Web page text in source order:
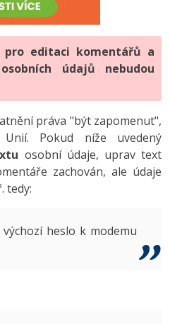
SEO
aplikací
-80%
-25%
editaci komentářů a
údajů nebudou
práva "být zapomenut",
Unií. Pokud níže uvedený
osobní údaje, uprav text
zachován, ale údaje
tedy:
heslo k modemu